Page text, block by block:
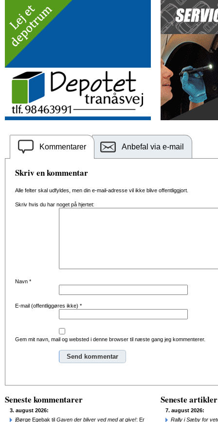
Kommentarer Anbefal via e-mail
Skriv en kommentar
Alle felter skal udfyldes, men din e-mail-adresse vil ikke blive offentliggjort.
Skriv hvis du har noget på hjertet:
Navn *
E-mail (offentliggøres ikke) *
Gem mit navn, mail og websted i denne browser til næste gang jeg kommenterer.
Seneste kommentarer
3. august 2026:
jBørge Egebak til Gaven der bliver ved med at give!: Er
Seneste artikler
7. august 2026:
Rally i Sæby for